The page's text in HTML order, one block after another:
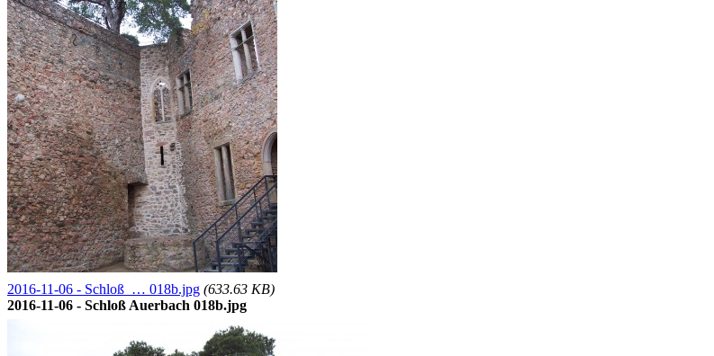
2016-11-06 - Schloß … 018b.jpg (633.63 KB)
2016-11-06 - Schloß Auerbach 018b.jpg